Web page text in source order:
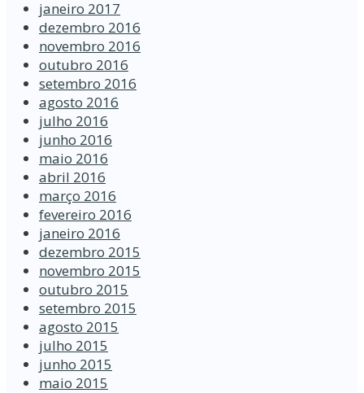
janeiro 2017
dezembro 2016
novembro 2016
outubro 2016
setembro 2016
agosto 2016
julho 2016
junho 2016
maio 2016
abril 2016
março 2016
fevereiro 2016
janeiro 2016
dezembro 2015
novembro 2015
outubro 2015
setembro 2015
agosto 2015
julho 2015
junho 2015
maio 2015